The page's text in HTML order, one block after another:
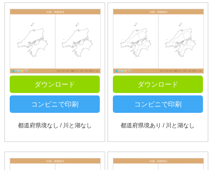
ダウンロード
コンビニで印刷
都道府県境なし / 川と湖なし
ダウンロード
コンビニで印刷
都道府県境あり / 川と湖なし